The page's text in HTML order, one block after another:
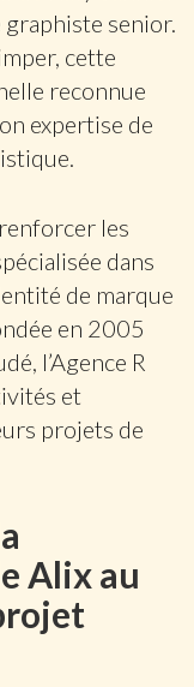
graphiste senior.
cette
reconnue
expertise de
les
dans
de marque
en 2005
l’Agence R
et
projets de
Alix au